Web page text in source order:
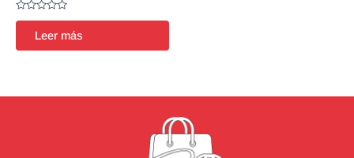
Valorado
de
Leer más